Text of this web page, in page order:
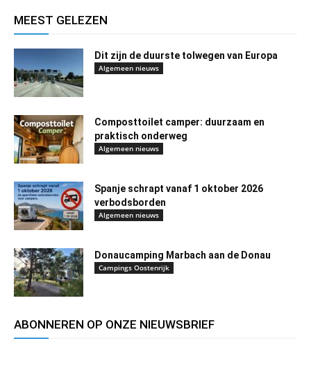
MEEST GELEZEN
Dit zijn de duurste tolwegen van Europa
Algemeen nieuws
Composttoilet camper: duurzaam en
praktisch onderweg
Algemeen nieuws
Spanje schrapt vanaf 1 oktober 2026
verbodsborden
Algemeen nieuws
Donaucamping Marbach aan de Donau
Campings Oostenrijk
ABONNEREN OP ONZE NIEUWSBRIEF